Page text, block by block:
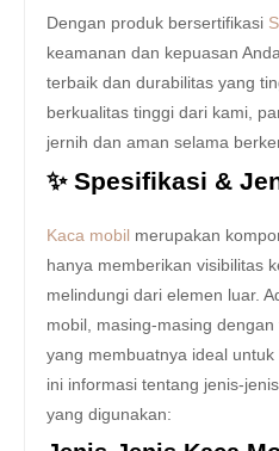
Dengan produk bersertifikasi
keamanan dan kepuasan
terbaik dan durabilitas yang
berkualitas tinggi dari kami,
jernih dan aman selama
✨ Spesifikasi &
Kaca mobil merupakan
hanya memberikan visibilitas
melindungi dari elemen luar.
mobil, masing-masing
yang membuatnya ideal
ini informasi tentang jenis-
yang digunakan: